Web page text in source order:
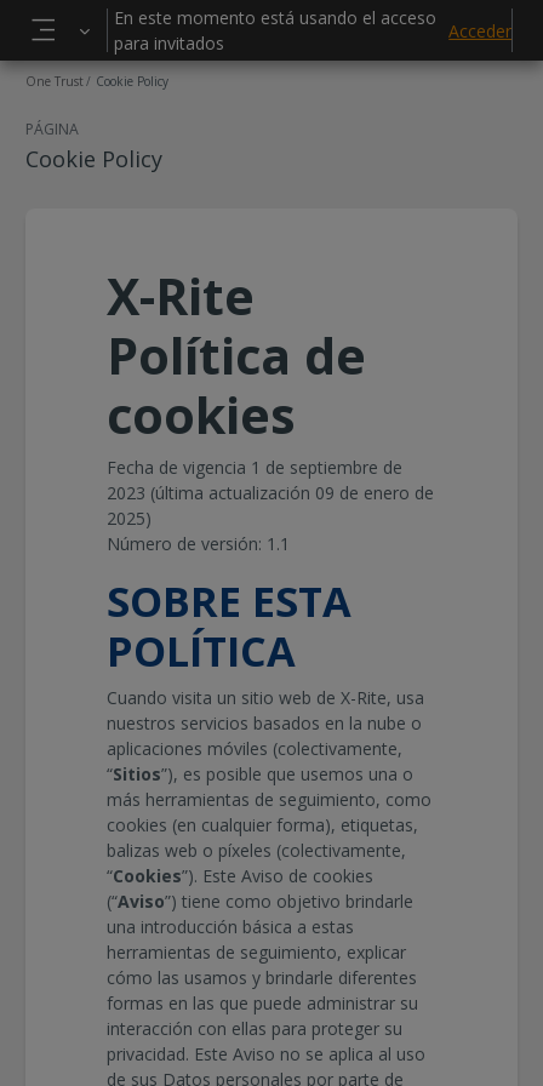
Salta al contenido principal
Panel lateral
En este momento está usando el acceso
para invitados
Acceder
One Trust Cookie Policy
PÁGINA
Cookie Policy
X-Rite
Política de
cookies
Fecha de vigencia 1 de septiembre de
2023 (última actualización 09 de enero de
2025)
Número de versión: 1.1
SOBRE ESTA
POLÍTICA
Cuando visita un sitio web de X-Rite, usa
nuestros servicios basados en la nube o
aplicaciones móviles (colectivamente,
“Sitios”), es posible que usemos una o
más herramientas de seguimiento, como
cookies (en cualquier forma), etiquetas,
balizas web o píxeles (colectivamente,
“Cookies”). Este Aviso de cookies
(“Aviso”) tiene como objetivo brindarle
una introducción básica a estas
herramientas de seguimiento, explicar
cómo las usamos y brindarle diferentes
formas en las que puede administrar su
interacción con ellas para proteger su
privacidad. Este Aviso no se aplica al uso
de sus Datos personales por parte de